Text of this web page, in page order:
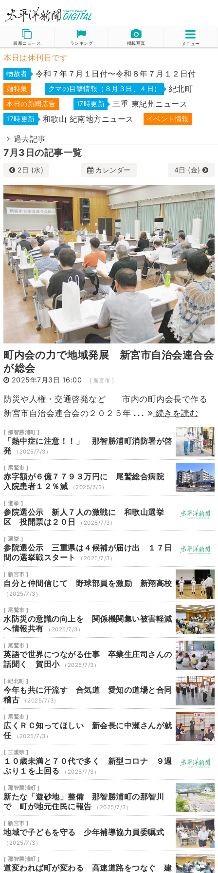
最新ニュース ランキング 掲載写真 メニュー
本日は休刊日です
物故者 令和７年７月１日付〜令和８年７月１２日付
麺特集 クマの目撃情報（８月３日、４日） 紀北町
本日の新聞広告 17時更新 三重 東紀州ニュース
17時更新 和歌山 紀南地方ニュース イベント情報
過去記事
7月3日の記事一覧
2日 (水) カレンダー 4日 (金)
7月 2025
日 月 火 水 木 金
土
29
30 1 2 4
5
6
7 8 9 10 11
12
13
14 15 16 17 18
19
20
21 22 23 24 25
26
27
28 29 30 31 1 2
町内会の力で地域発展 新宮市自治会連合会
が総会
2025年7月3日 16:00 [ 新宮市 ]
防災や人権・交通啓発など 市内の町内会長で作る
新宮市自治会連合会の２０２５年 ... 続きを読む
[ 那智勝浦町 ]
「熱中症に注意！！」 那智勝浦町消防署が啓
発
（2025/7/3）
[ 尾鷲市 ]
赤字額が６億７７９３万円に 尾鷲総合病院
入院患者１２％減
（2025/7/3）
[ 選挙 ]
参院選公示 新人７人の激戦に 和歌山選挙
区 投開票は２０日
（2025/7/3）
[ 選挙 ]
参院選公示 三重県は４候補が届け出 １７日
間の選挙戦スタート
（2025/7/3）
[ 新宮市 ]
自分と仲間信じて 野球部員を激励 新翔高校
（2025/7/3）
[ 尾鷲市 ]
水防災の意識の向上を 関係機関集い被害軽減
へ情報共有
（2025/7/3）
[ 尾鷲市 ]
英語で世界につながる仕事 卒業生庄司さんの
話聞く 賀田小
（2025/7/3）
[ 紀北町 ]
今年も共に汗流す 合気道 愛知の道場と合同
稽古
（2025/7/3）
[ 尾鷲市 ]
広くＲＣ知ってほしい 新会長に中瀬さんが就
任
（2025/7/3）
[ 三重県 ]
１０歳未満と７０代で多く 新型コロナ ９週
ぶり１を上回る
（2025/7/3）
[ 那智勝浦町 ]
新たな「遊砂地」整備 那智勝浦町の那智川
で 町が地元住民に報告
（2025/7/3）
[ 新宮市 ]
地域で子どもを守る 少年補導協力員委嘱式
（2025/7/3）
[ 那智勝浦町 ]
道変われば町が変わる 高速道路をつなぐ 建